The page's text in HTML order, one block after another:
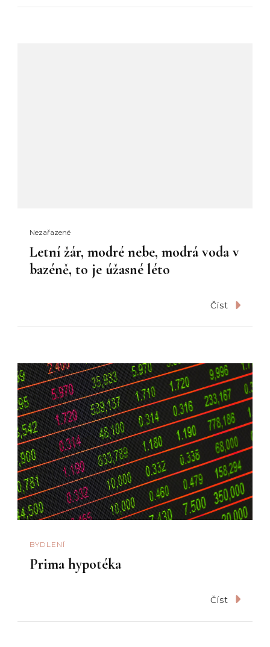
Nezařazené
Letní žár, modré nebe, modrá voda v
bazéně, to je úžasné léto
Číst
BYDLENÍ
Prima hypotéka
Číst